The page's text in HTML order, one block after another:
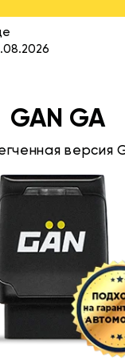
GAN GA
версия